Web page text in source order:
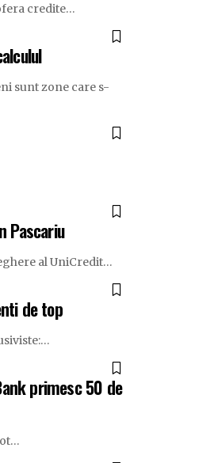
credite…
sunt zone care s-
Pascariu
al UniCredit…
de top
…
primesc 50 de
…